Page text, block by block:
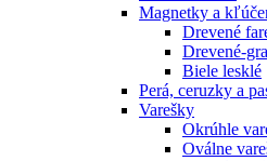
Magnetky a
Drevené
Drevené-
Biele lesklé
Perá, ceruzky a
Varešky
Okrúhle
Oválne